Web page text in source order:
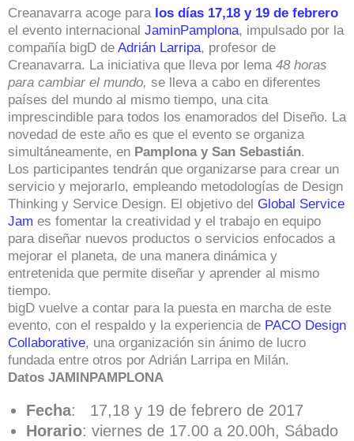
Creanavarra acoge para los días 17,18 y 19 de febrero
el evento internacional JaminPamplona, impulsado por la
compañía bigD de Adrián Larripa, profesor de
Creanavarra. La iniciativa que lleva por lema 48 horas
para cambiar el mundo, se lleva a cabo en diferentes
países del mundo al mismo tiempo, una cita
imprescindible para todos los enamorados del Diseño. La
novedad de este año es que el evento se organiza
simultáneamente, en Pamplona y San Sebastián.
Los participantes tendrán que organizarse para crear un
servicio y mejorarlo, empleando metodologías de Design
Thinking y Service Design. El objetivo del Global Service
Jam es fomentar la creatividad y el trabajo en equipo
para diseñar nuevos productos o servicios enfocados a
mejorar el planeta, de una manera dinámica y
entretenida que permite diseñar y aprender al mismo
tiempo.
bigD vuelve a contar para la puesta en marcha de este
evento, con el respaldo y la experiencia de PACO Design
Collaborative, una organización sin ánimo de lucro
fundada entre otros por Adrián Larripa en Milán.
Datos JAMINPAMPLONA
Fecha: 17,18 y 19 de febrero de 2017
Horario: viernes de 17.00 a 20.00h, Sábado